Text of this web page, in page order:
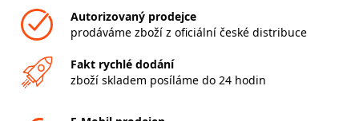
Autorizovaný prodejce
prodáváme zboží z oficiální české distribuce
Fakt rychlé dodání
zboží skladem posíláme do 24 hodin